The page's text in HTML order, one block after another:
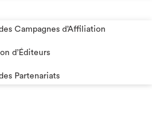
Campagnes d’Affiliation​
d’Éditeurs
Partenariats